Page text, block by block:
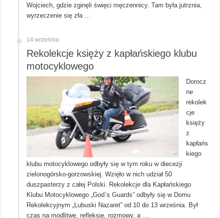
Wojciech, gdzie zginęli święci męczennicy. Tam była jutrznia,
wyrzeczenie się zła …
14 września
Rekolekcje księży z kapłańskiego klubu
motocyklowego
Dorocz
ne
rekolek
cje
księży
z
kapłańs
kiego
klubu motocyklowego odbyły się w tym roku w diecezji
zielonogórsko-gorzowskiej. Wzięło w nich udział 50
duszpasterzy z całej Polski. Rekolekcje dla Kapłańskiego
Klubu Motocyklowego „God`s Guards” odbyły się w Domu
Rekolekcyjnym „Lubuski Nazaret” od 10 do 13 września. Był
czas na modlitwę, refleksję, rozmowy, a …